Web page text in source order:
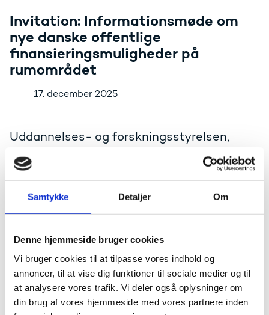
Samtykke Detaljer Om
Denne hjemmeside bruger cookies
Vi bruger cookies til at tilpasse vores indhold og
annoncer, til at vise dig funktioner til sociale medier og til
at analysere vores trafik. Vi deler også oplysninger om
din brug af vores hjemmeside med vores partnere inden
Invitation: Informationsmøde om
nye danske offentlige
finansieringsmuligheder på
rumområdet
17. december 2025
Uddannelses- og forskningsstyrelsen,
Innovationsfonden og ESA Business
Incubation Center/Technology Broker
Denmark inviterer til informationsmøde om
de nye danske offentlige
finansieringsmuligheder på rumområdet på
baggrund af bl.a. ESA's ministerkonference
forskningsreserve
Invitation: Informationsmøde om nye danske offentlige
finansieringsmuligheder på rumområdet